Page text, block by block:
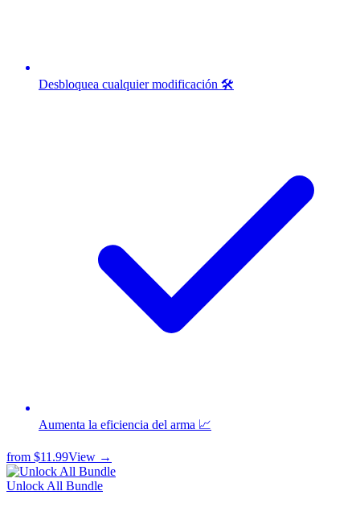
Desbloquea cualquier modificación 🛠️
Aumenta la eficiencia del arma 📈
from $11.99View →
Unlock All Bundle